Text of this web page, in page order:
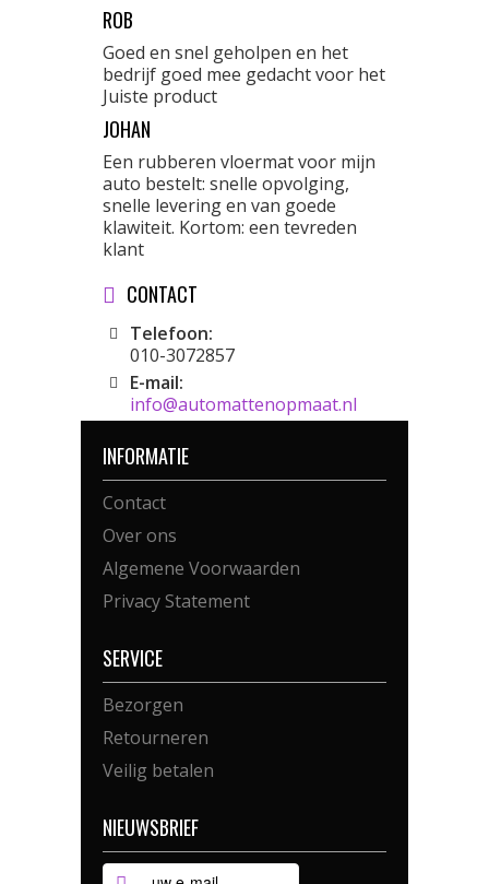
ROB
Goed en snel geholpen en het
bedrijf goed mee gedacht voor het
Juiste product
JOHAN
Een rubberen vloermat voor mijn
auto bestelt: snelle opvolging,
snelle levering en van goede
klawiteit. Kortom: een tevreden
klant
CONTACT
Telefoon:
010-3072857
E-mail:
info@automattenopmaat.nl
INFORMATIE
Contact
Over ons
Algemene Voorwaarden
Privacy Statement
SERVICE
Bezorgen
Retourneren
Veilig betalen
NIEUWSBRIEF